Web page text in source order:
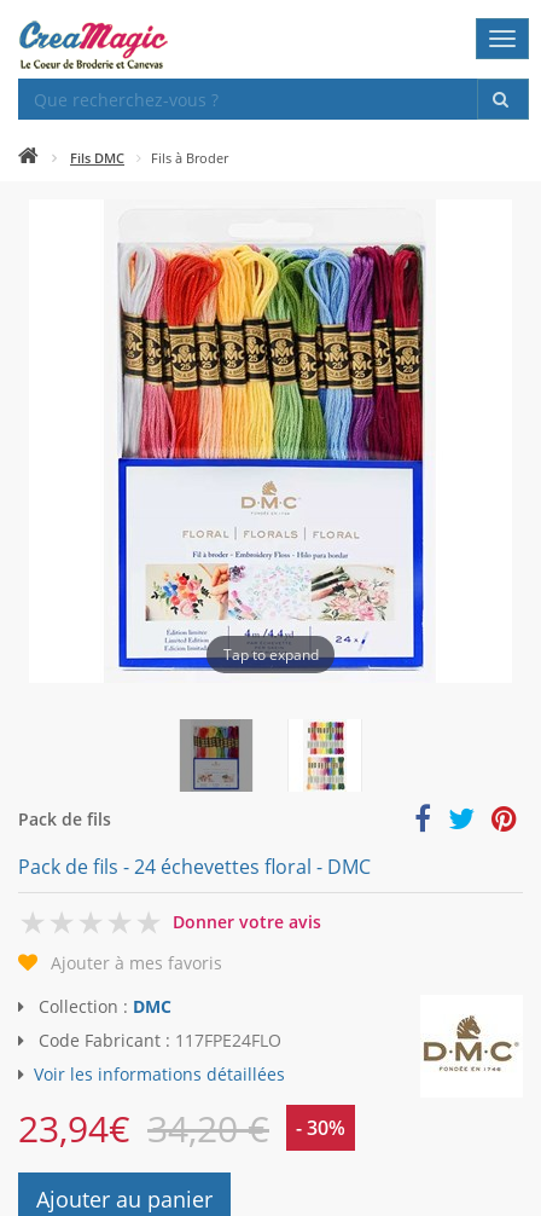
Fils DMC Fils à Broder
Tap to expand
Pack de fils
Pack de fils - 24 échevettes floral - DMC
0
Donner votre avis
Ajouter à mes favoris
Collection : DMC
Code Fabricant : 117FPE24FLO
Voir les informations détaillées
23,94€ 34,20 € - 30%
Ajouter au panier